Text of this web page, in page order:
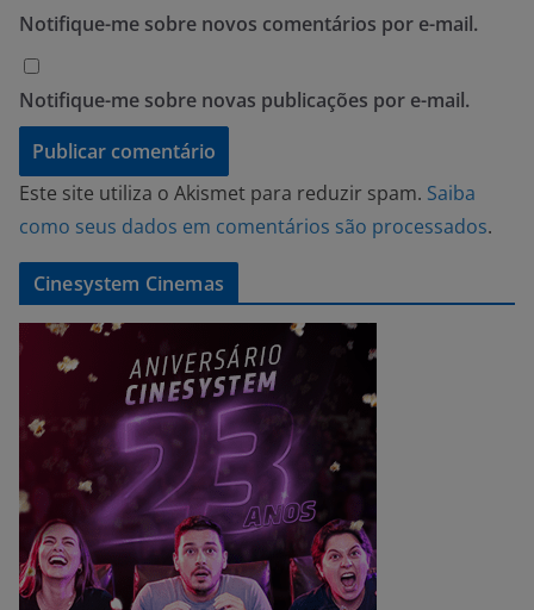
Notifique-me sobre novos comentários por e-mail.
Notifique-me sobre novas publicações por e-mail.
Este site utiliza o Akismet para reduzir spam. Saiba
como seus dados em comentários são processados.
Cinesystem Cinemas